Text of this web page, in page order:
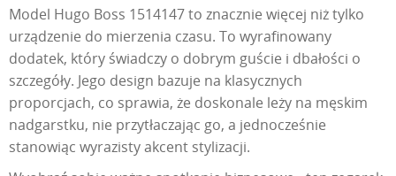
Model Hugo Boss 1514147 to znacznie więcej niż tylko
urządzenie do mierzenia czasu. To wyrafinowany
dodatek, który świadczy o dobrym guście i dbałości o
szczegóły. Jego design bazuje na klasycznych
proporcjach, co sprawia, że doskonale leży na męskim
nadgarstku, nie przytłaczając go, a jednocześnie
stanowiąc wyrazisty akcent stylizacji.